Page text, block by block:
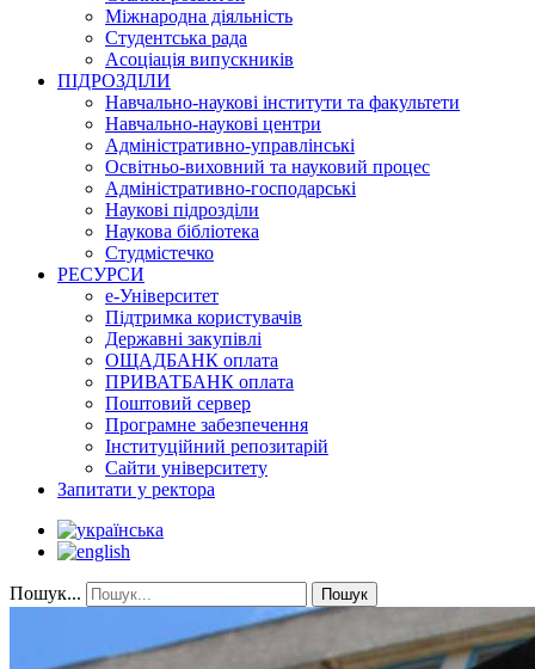
Міжнародна діяльність
Студентська рада
Асоціація випускників
ПІДРОЗДІЛИ
Навчально-наукові інститути та факультети
Навчально-наукові центри
Адміністративно-управлінські
Освітньо-виховний та науковий процес
Адміністративно-господарські
Наукові підрозділи
Наукова бібліотека
Студмістечко
РЕСУРСИ
е-Університет
Підтримка користувачів
Державні закупівлі
ОЩАДБАНК оплата
ПРИВАТБАНК оплата
Поштовий сервер
Програмне забезпечення
Інституційний репозитарій
Сайти університету
Запитати у ректора
Пошук... Пошук